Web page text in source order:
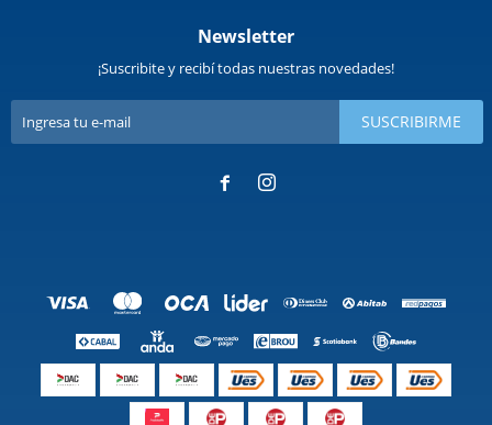
Newsletter
¡Suscribite y recibí todas nuestras novedades!
SUSCRIBIRME
 